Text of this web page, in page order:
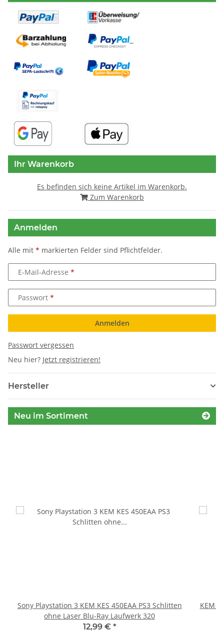
Ihr Warenkorb
Es befinden sich keine Artikel im Warenkorb.
Zum Warenkorb
Anmelden
Alle mit * markierten Felder sind Pflichtfelder.
E-Mail-Adresse
Passwort
Anmelden
Passwort vergessen
Neu hier? Jetzt registrieren!
Hersteller
Neu im Sortiment
Sony Playstation 3 KEM KES 450EAA PS3 Schlitten
ohne Laser Blu-Ray Laufwerk 320
12,99 € *
KEM